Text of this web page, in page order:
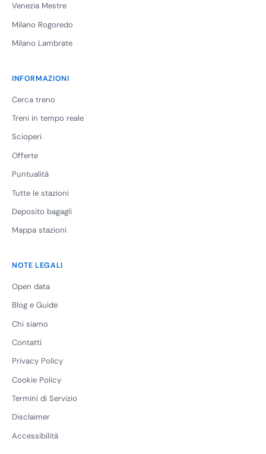
Venezia Mestre
Milano Rogoredo
Milano Lambrate
INFORMAZIONI
Cerca treno
Treni in tempo reale
Scioperi
Offerte
Puntualità
Tutte le stazioni
Deposito bagagli
Mappa stazioni
NOTE LEGALI
Open data
Blog e Guide
Chi siamo
Contatti
Privacy Policy
Cookie Policy
Termini di Servizio
Disclaimer
Accessibilità